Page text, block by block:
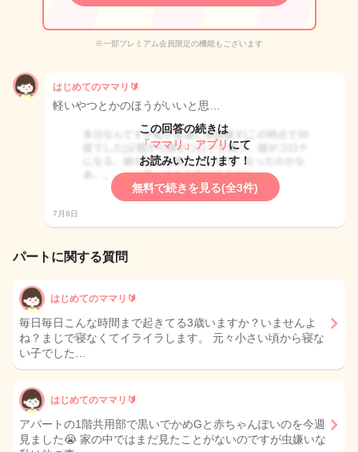
※一部プレミアム会員限定の機能もございます
はじめてのママリ🔰
軽いやつとかのほうがいいと思…
この回答の続きは
「ママリ」アプリ にて
お読みいただけます！
無料で続きを見る(全3件)
7月8日
パートに関する質問
はじめてのママリ🔰
毎日毎日こんな時間まで起きてる3歳いますか？いませんよ
ね？まじで寝なくてイライラします。 元々小さい頃から寝な
い子でした…
はじめてのママリ🔰
アパートの1階共用部で黒いでかめGと赤ちゃんぽいのを今週
見ました😭 家の中ではまだ見たことがないのですが虫嫌いな